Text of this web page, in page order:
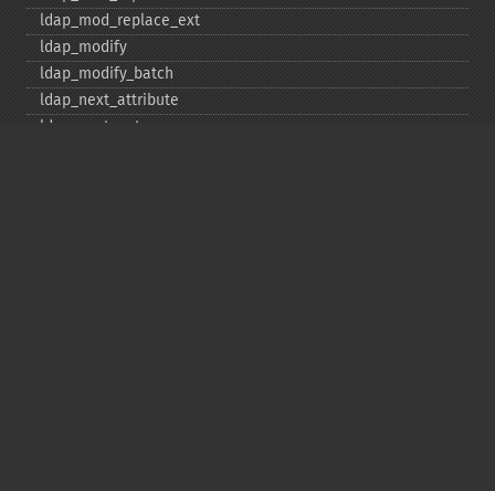
ldap_​mod_​replace_​ext
ldap_​modify
ldap_​modify_​batch
ldap_​next_​attribute
ldap_​next_​entry